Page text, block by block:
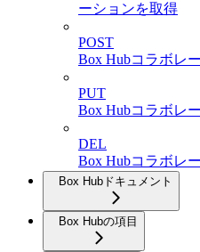
ーションを取得
POST
Box Hubコラボレ
PUT
Box Hubコラボレ
DEL
Box Hubコラボレ
Box Hubドキュメント
Box Hubの項目